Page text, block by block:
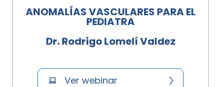
ANOMALÍAS VASCULARES PARA EL
PEDIATRA
Dr. Rodrigo Lomelí Valdez
Ver webinar